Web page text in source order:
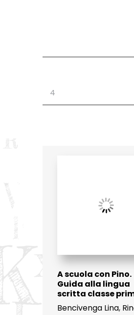
A scuola con Pino.
Guida alla lingua
scritta classe
Bencivenga Lina,